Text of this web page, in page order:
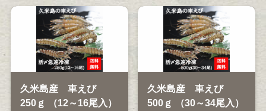
久米島産 車えび
250ｇ （12～16尾入）
久米島産 車えび
500ｇ （30～34尾入）